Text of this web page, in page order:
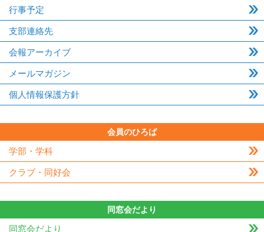
行事予定
支部連絡先
会報アーカイブ
メールマガジン
個人情報保護方針
会員のひろば
学部・学科
クラブ・同好会
同窓会だより
同窓会だより